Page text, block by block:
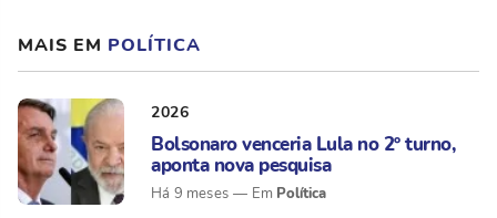
MAIS EM POLÍTICA
2026
Bolsonaro venceria Lula no 2º turno,
aponta nova pesquisa
Há 9 meses Política